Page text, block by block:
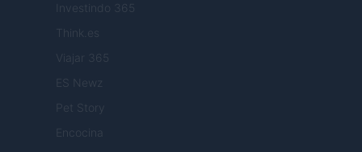
Investindo 365
Think.es
Viajar 365
ES Newz
Pet Story
Encocina